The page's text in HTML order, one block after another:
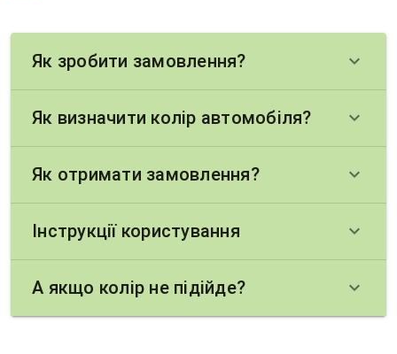
Як зробити замовлення? keyboard_arrow_down
Як визначити колір автомобіля? keyboard_arrow_down
Як отримати замовлення? keyboard_arrow_down
Інструкції користування keyboard_arrow_down
А якщо колір не підійде? keyboard_arrow_down